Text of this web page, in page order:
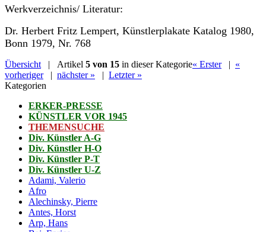
Werkverzeichnis/ Literatur:
Dr. Herbert Fritz Lempert, Künstlerplakate Katalog 1980,
Bonn 1979, Nr. 768
Übersicht| Artikel 5 von 15 in dieser Kategorie« Erster| «
vorheriger| nächster » | Letzter »
Kategorien
ERKER-PRESSE
KÜNSTLER VOR 1945
THEMENSUCHE
Div. Künstler A-G
Div. Künstler H-O
Div. Künstler P-T
Div. Künstler U-Z
Adami, Valerio
Afro
Alechinsky, Pierre
Antes, Horst
Arp, Hans